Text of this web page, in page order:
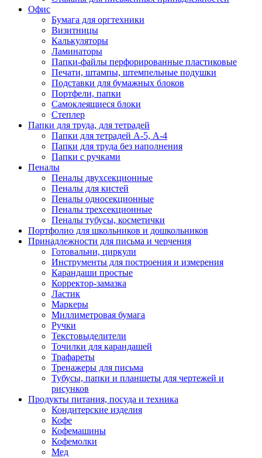
Офис
Бумага для оргтехники
Визитницы
Калькуляторы
Ламинаторы
Папки-файлы перфорированные пластиковые
Печати, штампы, штемпельные подушки
Подставки для бумажных блоков
Портфели, папки
Самоклеящиеся блоки
Степлер
Папки для труда, для тетрадей
Папки для тетрадей А-5, А-4
Папки для труда без наполнения
Папки с ручками
Пеналы
Пеналы двухсекционные
Пеналы для кистей
Пеналы односекционные
Пеналы трехсекционные
Пеналы тубусы, косметички
Портфолио для школьников и дошкольников
Принадлежности для письма и черчения
Готовальни, циркули
Инструменты для построения и измерения
Карандаши простые
Корректор-замазка
Ластик
Маркеры
Миллиметровая бумага
Ручки
Текстовыделители
Точилки для карандашей
Трафареты
Тренажеры для письма
Тубусы, папки и планшеты для чертежей и
рисунков
Продукты питания, посуда и техника
Кондитерские изделия
Кофе
Кофемашины
Кофемолки
Мед